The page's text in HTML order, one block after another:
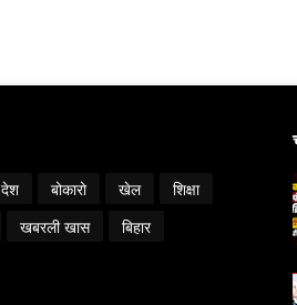
देश बोकारो खेल
शिक्षा
खबरली खास बिहार